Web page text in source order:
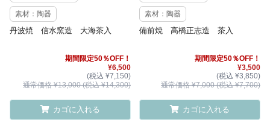
素材：陶器
丹波焼 信水窯造 大海茶入
期間限定50％OFF！
¥6,500
(税込 ¥7,150)
通常価格 ¥13,000 (税込 ¥14,300)
カゴに入れる
素材：陶器
備前焼 高橋正志造 茶入
期間限定50％OFF！
¥3,500
(税込 ¥3,850)
通常価格 ¥7,000 (税込 ¥7,700)
カゴに入れる